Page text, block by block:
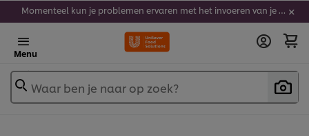
Momenteel kun je problemen ervaren met het invoeren van je stickercodes. We werken er hard aan om dit op te lossen.
Menu
Waar ben je naar op zoek?